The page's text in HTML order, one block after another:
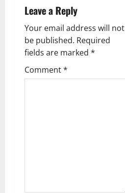
v
i
g
a
Leave a Reply
Your email address will not
be published. Required
fields are marked *
Comment*